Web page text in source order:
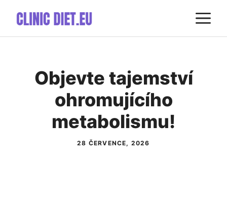
obsah
Objevte tajemství
ohromujícího
metabolismu!
28 ČERVENCE, 2026